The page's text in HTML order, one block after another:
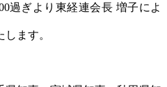
り東経連会長 増子によ
ます。